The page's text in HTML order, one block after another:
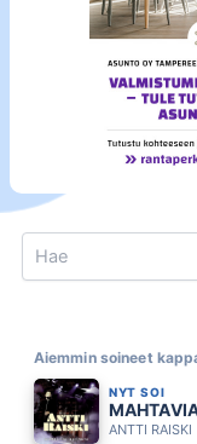
Search
Aiemmin soineet
NYT SOI
ANTTI RAISKI